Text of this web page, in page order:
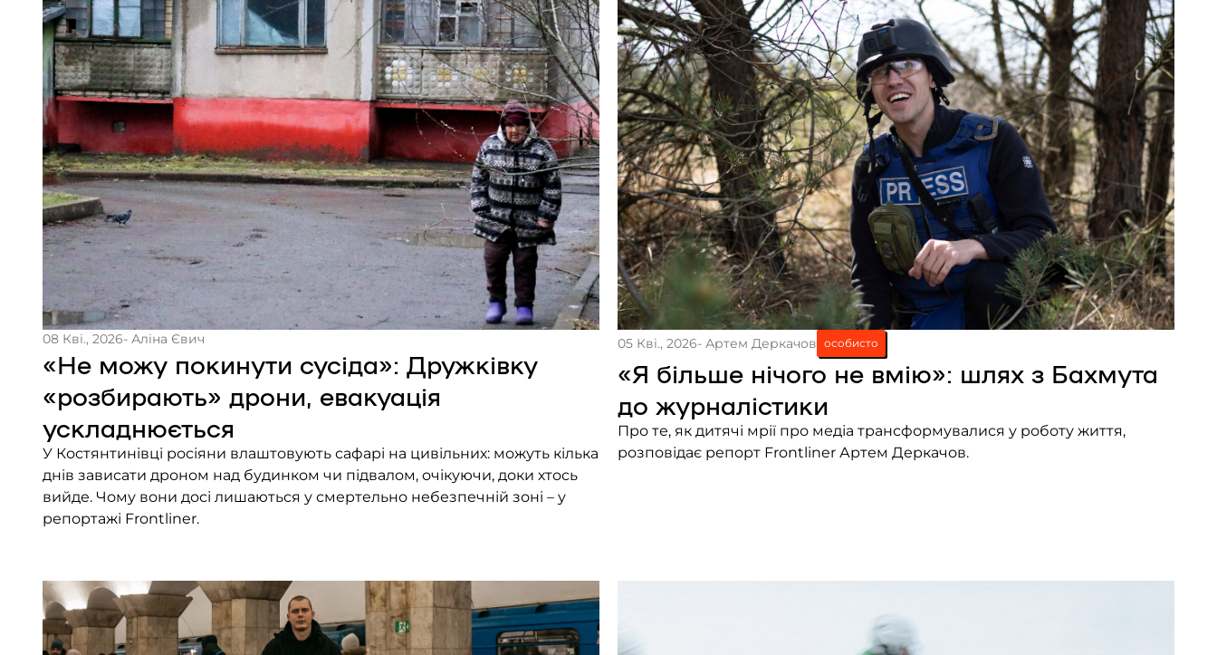
08 Кві., 2026- Аліна Євич
«Не можу покинути сусіда»: Дружківку
«розбирають» дрони, евакуація
ускладнюється
У Костянтинівці росіяни влаштовують сафарі на цивільних: можуть кілька
днів зависати дроном над будинком чи підвалом, очікуючи, доки хтось
вийде. Чому вони досі лишаються у смертельно небезпечній зоні – у
репортажі Frontliner.
05 Кві., 2026- Артем Деркачов особисто
«Я більше нічого не вмію»: шлях з Бахмута
до журналістики
Про те, як дитячі мрії про медіа трансформувалися у роботу життя,
розповідає репорт Frontliner Артем Деркачов.